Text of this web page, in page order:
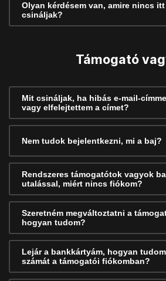
Olyan kérdésem van, amire nincs
csináljak?
Támogató
Mit csináljak, ha hibás e-mail-
vagy elfelejtettem a címet?
Nem tudok bejelentkezni, mi a baj?
Rendszeres támogatótok vagyok
utalással, miért nincs fiókom?
Szeretném megváltoztatni a
hogyan tudom?
Lejár a bankkártyám, hogyan
számát a támogatói fiókomban?